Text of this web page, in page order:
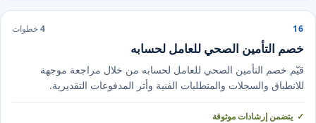
16
4خطوات
خصم التأمين الصحي للعامل لحسابه
قيّم خصم التأمين الصحي للعامل لحسابه من خلال مراجعة موجهة
للانطباق والسجلات والمتطلبات الفنية وأثر المدفوعات التقديرية.
يتضمن إرشادات موثوقة